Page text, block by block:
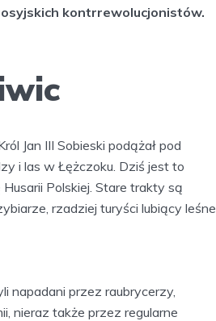
kontrrewolucjonistów.
Jan III Sobieski podążał pod
i las w Łężczoku. Dziś jest to
Polskiej. Stare trakty są
rzadziej turyści lubiący leśne
napadani przez raubrycerzy,
nieraz także przez regularne